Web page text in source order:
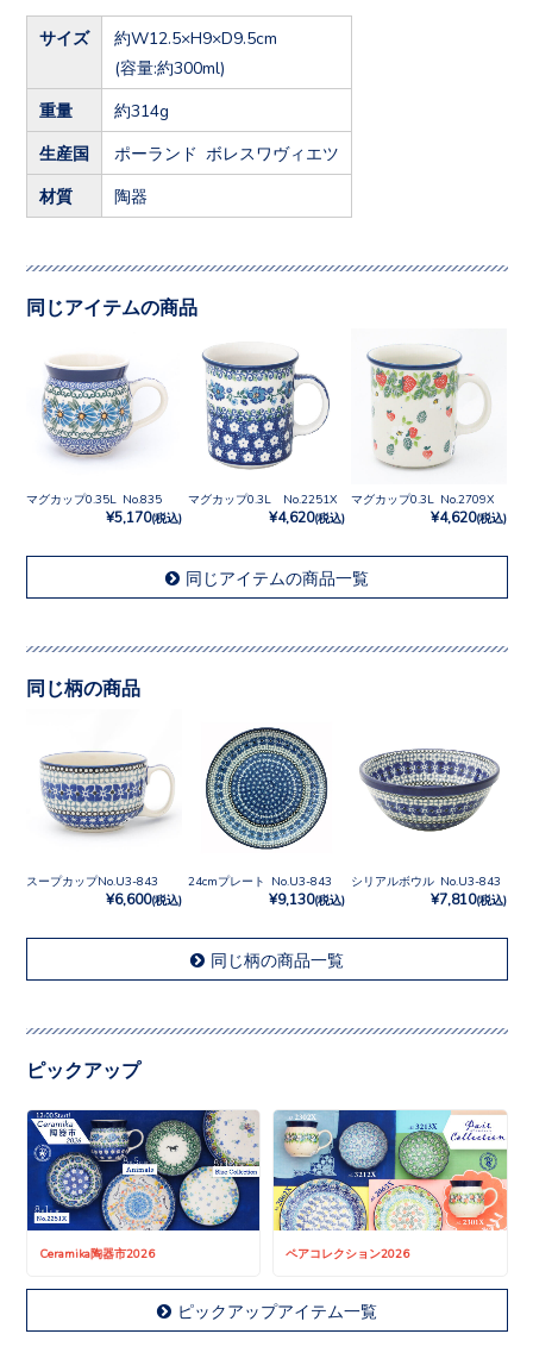
サイズ
約W12.5×H9×D9.5cm
(容量:約300ml)
重量 約314g
生産国 ポーランド ボレスワヴィエツ
材質 陶器
同じアイテムの商品
マグカップ0.35L No.835
¥5,170(税込)
マグカップ0.3L No.2251X
¥4,620(税込)
マグカップ0.3L No.2709X
¥4,620(税込)
同じアイテムの商品一覧
同じ柄の商品
スープカップNo.U3-843
¥6,600(税込)
24cmプレート No.U3-843
¥9,130(税込)
シリアルボウル No.U3-843
¥7,810(税込)
同じ柄の商品一覧
ピックアップ
Ceramika陶器市2026 ペアコレクション2026
ピックアップアイテム一覧